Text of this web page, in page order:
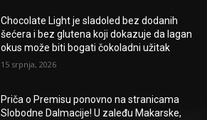
Chocolate Light je sladoled bez dodanih
šećera i bez glutena koji dokazuje da lagan
okus može biti bogati čokoladni užitak
15 srpnja, 2026
Priča o Premisu ponovno na stranicama
Slobodne Dalmacije! U zaleđu Makarske,